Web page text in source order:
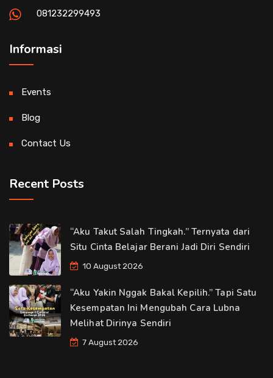
081232299493
Informasi
Events
Blog
Contact Us
Recent Posts
“Aku Takut Salah Tingkah.” Ternyata dari
Situ Cinta Belajar Berani Jadi Diri Sendiri
10 August 2026
“Aku Yakin Nggak Bakal Kepilih.” Tapi Satu
Kesempatan Ini Mengubah Cara Lubna
Melihat Dirinya Sendiri
7 August 2026